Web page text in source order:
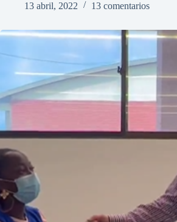
13 abril, 2022
13 comentarios